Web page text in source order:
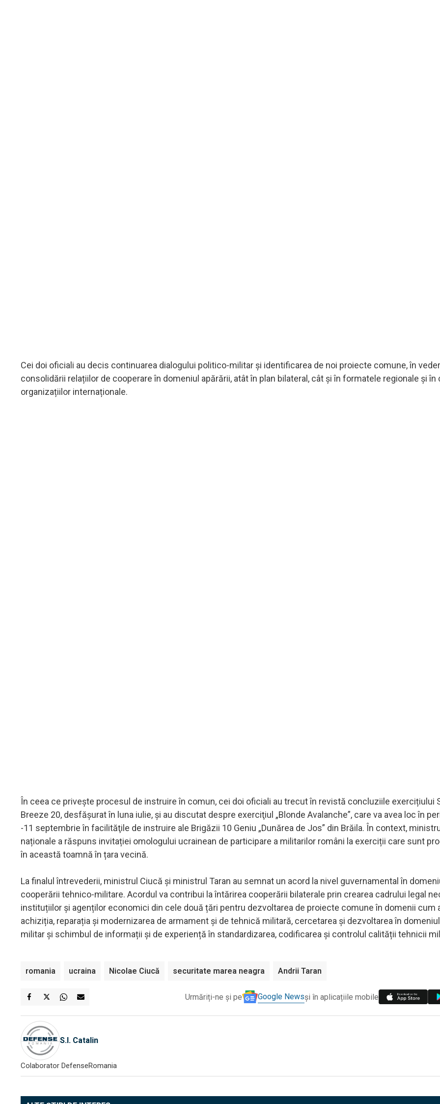
Cei doi oficiali au decis continuarea dialogului politico-militar și identificarea de noi proiecte comune, în
consolidării relațiilor de cooperare în domeniul apărării, atât în plan bilateral, cât și în formatele regionale și în
organizațiilor internaționale.
În ceea ce privește procesul de instruire în comun, cei doi oficiali au trecut în revistă concluziile exercițiului
Breeze 20, desfășurat în luna iulie, și au discutat despre exerciţiul „Blonde Avalanche”, care va avea loc în
-11 septembrie în facilităţile de instruire ale Brigăzii 10 Geniu „Dunărea de Jos” din Brăila. În context,
naționale a răspuns invitației omologului ucrainean de participare a militarilor români la exerciții care sunt
în această toamnă în țara vecină.
La finalul întrevederii, ministrul Ciucă și ministrul Taran au semnat un acord la nivel guvernamental în
cooperării tehnico-militare. Acordul va contribui la întărirea cooperării bilaterale prin crearea cadrului legal
instituțiilor și agenților economici din cele două țări pentru dezvoltarea de proiecte comune în domenii cum
achiziția, reparația și modernizarea de armament și de tehnică militară, cercetarea și dezvoltarea în
militar și schimbul de informații și de experiență în standardizarea, codificarea și controlul calității tehnicii
romania ucraina Nicolae Ciucă securitate marea neagra Andrii Taran
Urmăriți-ne și pe Google Newsși în aplicațiile mobile
S.I. Catalin
Colaborator DefenseRomania